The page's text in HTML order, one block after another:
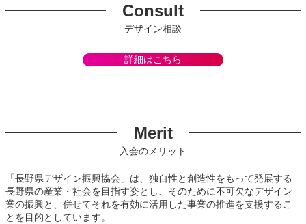
Consult
デザイン相談
詳細はこちら
Merit
入会のメリット
「長野県デザイン振興協会」は、独自性と創造性をもって発展する
長野県の産業・社会を目指す姿とし、そのために不可欠なデザイン
業の振興と、併せてそれを有効に活用した事業の推進を支援するこ
とを目的としています。